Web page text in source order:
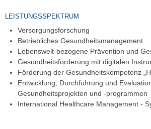
LEISTUNGSSPEKTRUM
Versorgungsforschung
Betriebliches Gesundheitsmanagement
Lebenswelt-bezogene Prävention und
Gesundheitsförderung mit digitalen
Förderung der Gesundheitskompetenz
Entwicklung, Durchführung und
Gesundheitsprojekten und -programmen
International Healthcare Management -